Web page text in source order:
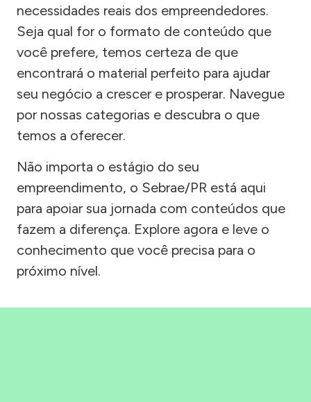
necessidades reais dos empreendedores.
Seja qual for o formato de conteúdo que
você prefere, temos certeza de que
encontrará o material perfeito para ajudar
seu negócio a crescer e prosperar. Navegue
por nossas categorias e descubra o que
temos a oferecer.
Não importa o estágio do seu
empreendimento, o Sebrae/PR está aqui
para apoiar sua jornada com conteúdos que
fazem a diferença. Explore agora e leve o
conhecimento que você precisa para o
próximo nível.